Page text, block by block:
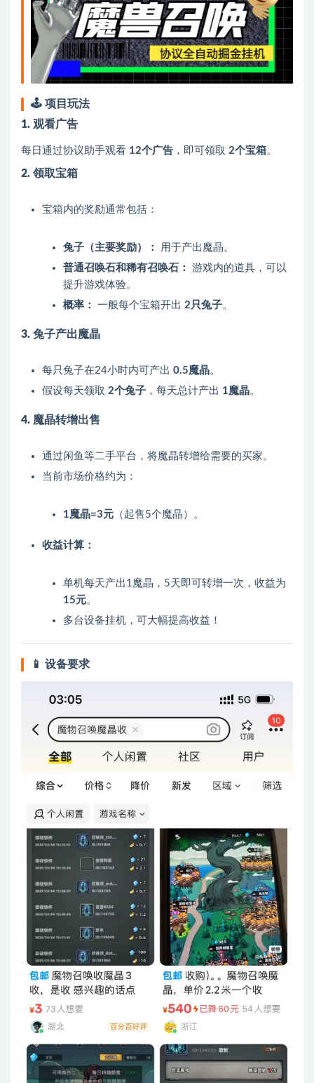
🕹️ 项目玩法
1. 观看广告
每日通过协议助手观看 12个广告 ，即可领取 2个宝箱。
2. 领取宝箱
宝箱内的奖励通常包括：
兔子（主要奖励）：
用于产出魔晶。
普通召唤石和稀有召唤石：
游戏内的道具，可以
提升游戏体验。
概率：
一般每个宝箱开出 2只兔子。
3. 兔子产出魔晶
每只兔子在24小时内可产出 0.5魔晶。
假设每天领取 2个兔子 ，每天总计产出 1魔晶。
4. 魔晶转增出售
通过闲鱼等二手平台，将魔晶转增给需要的买家。
当前市场价格约为：
1魔晶=3元 （起售5个魔晶）。
收益计算：
单机每天产出1魔晶，5天即可转增一次，收益为
15元。
多台设备挂机，可大幅提高收益！
📱 设备要求